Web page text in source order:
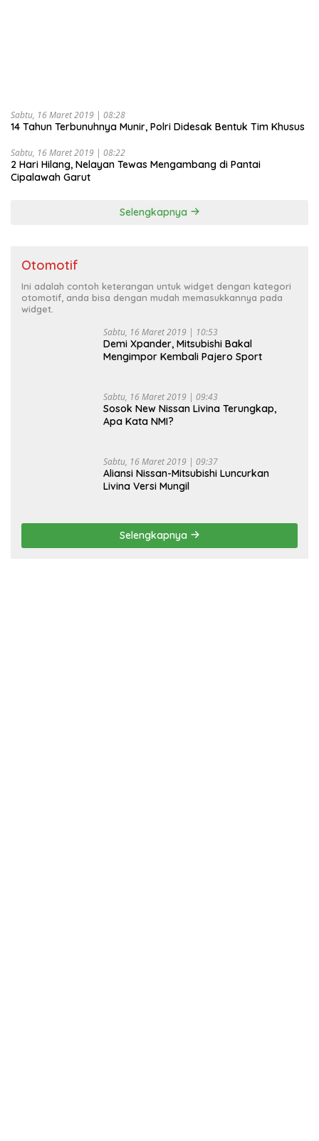
Sabtu, 16 Maret 2019 | 08:28
14 Tahun Terbunuhnya Munir, Polri Didesak Bentuk Tim Khusus
Sabtu, 16 Maret 2019 | 08:22
2 Hari Hilang, Nelayan Tewas Mengambang di Pantai
Cipalawah Garut
Selengkapnya
Otomotif
Ini adalah contoh keterangan untuk widget dengan kategori
otomotif, anda bisa dengan mudah memasukkannya pada
widget.
Sabtu, 16 Maret 2019 | 10:53
Demi Xpander, Mitsubishi Bakal
Mengimpor Kembali Pajero Sport
Sabtu, 16 Maret 2019 | 09:43
Sosok New Nissan Livina Terungkap,
Apa Kata NMI?
Sabtu, 16 Maret 2019 | 09:37
Aliansi Nissan-Mitsubishi Luncurkan
Livina Versi Mungil
Selengkapnya